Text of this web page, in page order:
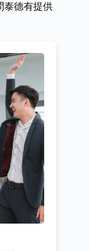
泰德有提供